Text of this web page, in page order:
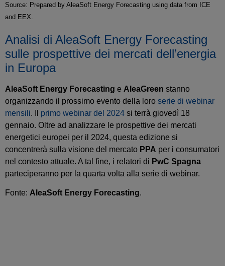
Source: Prepared by AleaSoft Energy Forecasting using data from ICE
and EEX.
Analisi di AleaSoft Energy Forecasting
sulle prospettive dei mercati dell’energia
in Europa
AleaSoft Energy Forecasting e AleaGreen stanno
organizzando il prossimo evento della loro serie di webinar
mensili. Il primo webinar del 2024 si terrà giovedì 18
gennaio. Oltre ad analizzare le prospettive dei mercati
energetici europei per il 2024, questa edizione si
concentrerà sulla visione del mercato PPA per i consumatori
nel contesto attuale. A tal fine, i relatori di PwC Spagna
parteciperanno per la quarta volta alla serie di webinar.
Fonte: AleaSoft Energy Forecasting.